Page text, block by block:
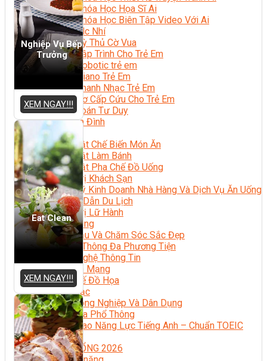
Khóa Học Họa Sĩ Ai
Khóa Học Biên Tập Video Với Ai
Mc Nhí
Kỳ Thủ Cờ Vua
Lập Trình Cho Trẻ Em
Robotic trẻ em
Piano Trẻ Em
Thanh Nhạc Trẻ Em
Sơ Cấp Cứu Cho Trẻ Em
Toán Tư Duy
Bếp Gia Đình
Trung Cấp CET
Kỹ Thuật Chế Biến Món Ăn
Kỹ Thuật Làm Bánh
Kỹ Thuật Pha Chế Đồ Uống
Quản Trị Khách Sạn
Quản Lý Kinh Doanh Nhà Hàng Và Dịch Vụ Ăn Uống
Hướng Dẫn Du Lịch
Quản Trị Lữ Hành
Marketing
Tạo Mẫu Và Chăm Sóc Sắc Đẹp
Truyền Thông Đa Phương Tiện
Công Nghệ Thông Tin
An Ninh Mạng
Thiết Kế Đồ Họa
Âm Nhạc
Điện Công Nghiệp Và Dân Dụng
Văn Hóa Phổ Thông
Nâng Cao Năng Lực Tiếng Anh – Chuẩn TOEIC
Tin Tức
HỌC BỔNG 2026
Nghiệp Vụ Bếp
Trưởng
XEM NGAY!!!
Eat Clean
XEM NGAY!!!